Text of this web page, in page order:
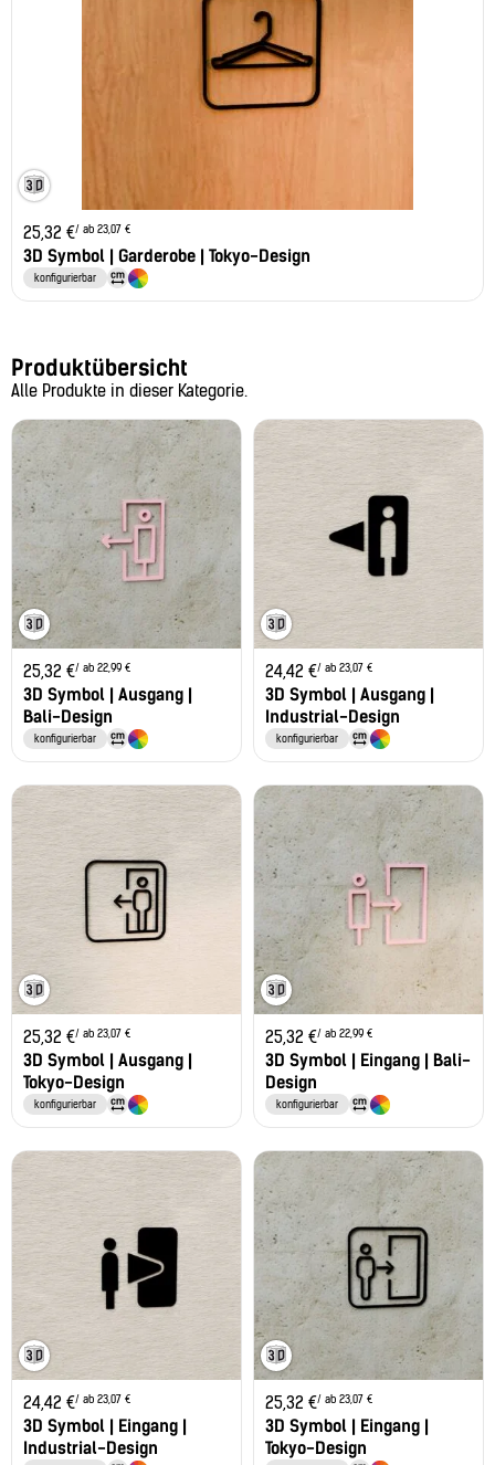
25,32 €/ ab 23,07 €
3D Symbol | Garderobe | Tokyo-Design
konfigurierbar
Produktübersicht
Alle Produkte in dieser Kategorie.
25,32 €/ ab 22,99 €
3D Symbol | Ausgang |
Bali-Design
konfigurierbar
24,42 €/ ab 23,07 €
3D Symbol | Ausgang |
Industrial-Design
konfigurierbar
25,32 €/ ab 23,07 €
3D Symbol | Ausgang |
Tokyo-Design
konfigurierbar
25,32 €/ ab 22,99 €
3D Symbol | Eingang | Bali-
Design
konfigurierbar
24,42 €/ ab 23,07 €
3D Symbol | Eingang |
Industrial-Design
25,32 €/ ab 23,07 €
3D Symbol | Eingang |
Tokyo-Design